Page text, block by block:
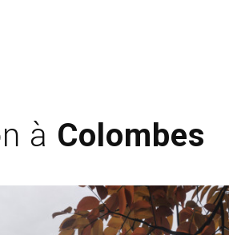
à Colombes